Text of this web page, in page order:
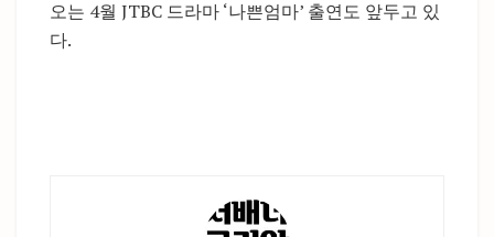
오는 4월 JTBC 드라마 ‘나쁜엄마’ 출연도 앞두고 있
다.